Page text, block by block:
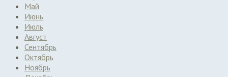
Май
Июнь
Июль
Август
Сентябрь
Октябрь
Ноябрь